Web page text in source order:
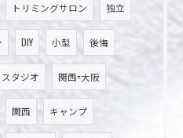
トリミングサロン 独立
DIY 小型 後悔
スタジオ 関西=大阪
関西 キャンプ
ご相談はこちら